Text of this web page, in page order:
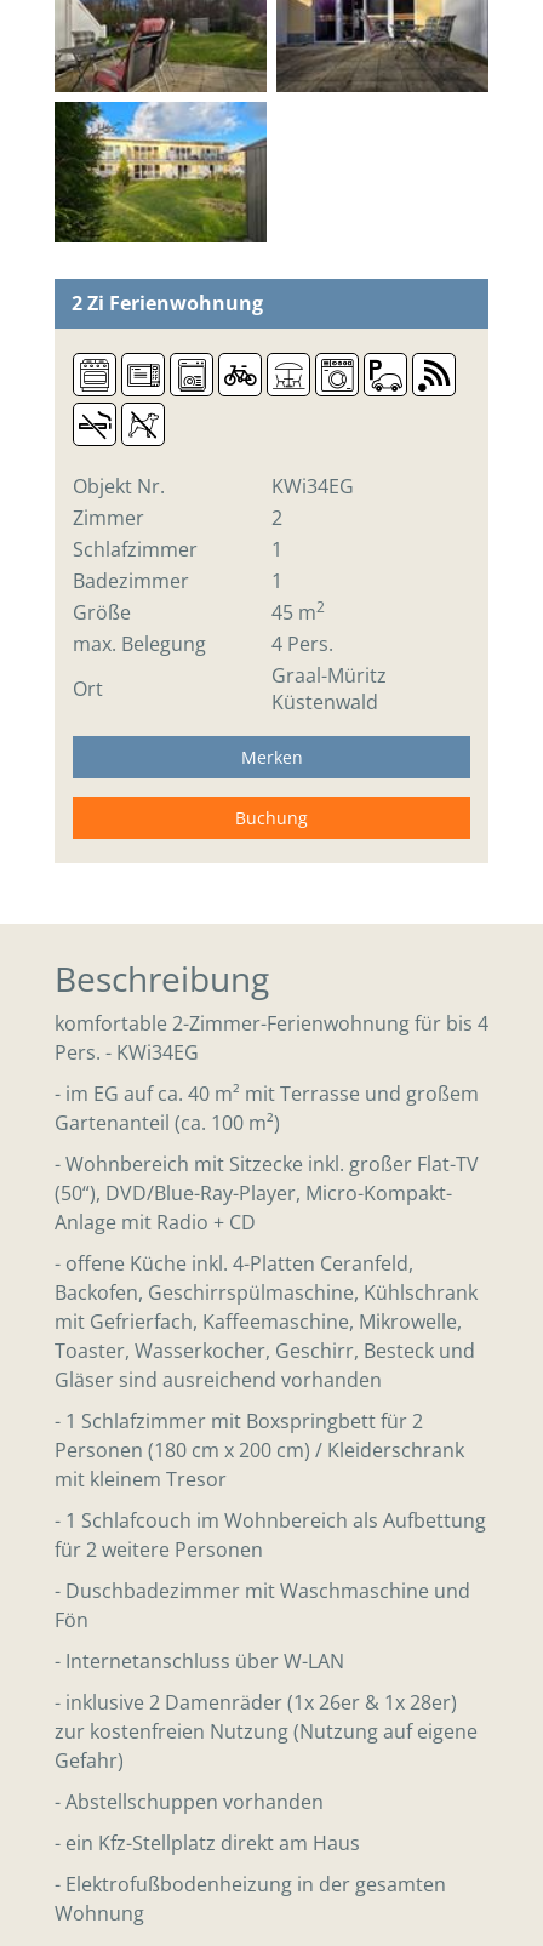
2 Zi Ferienwohnung
Objekt Nr.
KWi34EG
Zimmer
2
Schlafzimmer
1
Badezimmer
1
Größe
45 m2
max. Belegung
4 Pers.
Ort
Graal-Müritz
Küstenwald
Merken
Buchung
Beschreibung
komfortable 2-Zimmer-Ferienwohnung für bis 4
Pers. - KWi34EG
- im EG auf ca. 40 m² mit Terrasse und großem
Gartenanteil (ca. 100 m²)
- Wohnbereich mit Sitzecke inkl. großer Flat-TV
(50“), DVD/Blue-Ray-Player, Micro-Kompakt-
Anlage mit Radio + CD
- offene Küche inkl. 4-Platten Ceranfeld,
Backofen, Geschirrspülmaschine, Kühlschrank
mit Gefrierfach, Kaffeemaschine, Mikrowelle,
Toaster, Wasserkocher, Geschirr, Besteck und
Gläser sind ausreichend vorhanden
- 1 Schlafzimmer mit Boxspringbett für 2
Personen (180 cm x 200 cm) / Kleiderschrank
mit kleinem Tresor
- 1 Schlafcouch im Wohnbereich als Aufbettung
für 2 weitere Personen
- Duschbadezimmer mit Waschmaschine und
Fön
- Internetanschluss über W-LAN
- inklusive 2 Damenräder (1x 26er & 1x 28er)
zur kostenfreien Nutzung (Nutzung auf eigene
Gefahr)
- Abstellschuppen vorhanden
- ein Kfz-Stellplatz direkt am Haus
- Elektrofußbodenheizung in der gesamten
Wohnung